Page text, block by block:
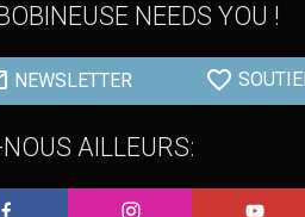
NEEDS YOU !
NEWSLETTER
AILLEURS:
L'Embobineuse sur Facebook
L'Embobineuse